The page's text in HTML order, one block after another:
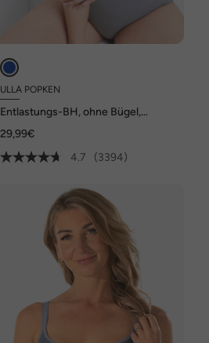
ULLA POPKEN
Entlastungs-BH, ohne Bügel,
29,99€
4.7
(3394)